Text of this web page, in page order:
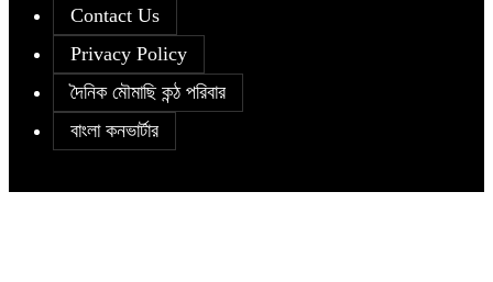
Contact Us
Privacy Policy
দৈনিক মৌমাছি কন্ঠ পরিবার
বাংলা কনভার্টার